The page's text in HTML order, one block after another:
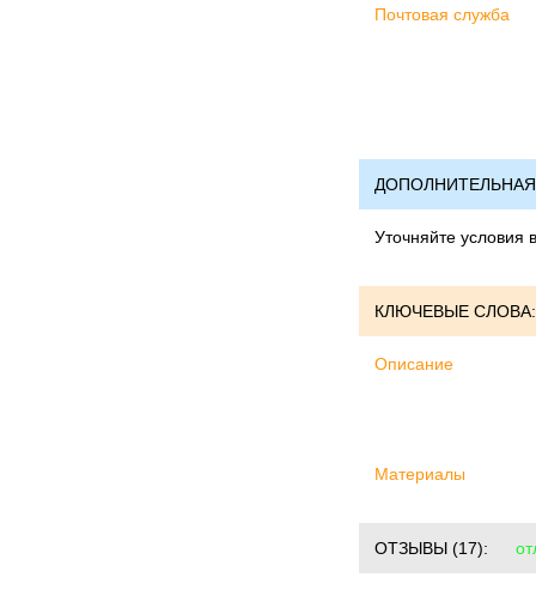
Почтовая служба
Уточняйте условия
КЛЮЧЕВЫЕ СЛОВА:
Описание
Материалы
ОТЗЫВЫ (17):